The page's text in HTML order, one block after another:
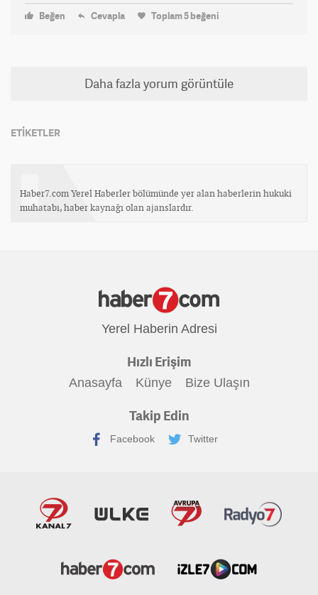
Beğen Cevapla Toplam5beğeni
Daha fazla yorum görüntüle
ETİKETLER
Haber7.com Yerel Haberler bölümünde yer alan haberlerin hukuki
muhatabı, haber kaynağı olan ajanslardır.
Yerel Haberin Adresi
Hızlı Erişim
Anasayfa Künye Bize Ulaşın
Takip Edin
Facebook Twitter